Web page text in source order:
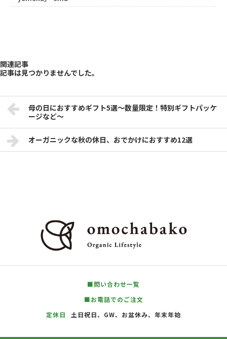
関連記事
記事は見つかりませんでした。
母の日におすすめギフト5選～数量限定！特別ギフトパッケ
ージなど～
オーガニックな秋の休日、おでかけにおすすめ12選
■問い合わせ一覧
■お電話でのご注文
定休日
土日祝日、GW、お盆休み、年末年始